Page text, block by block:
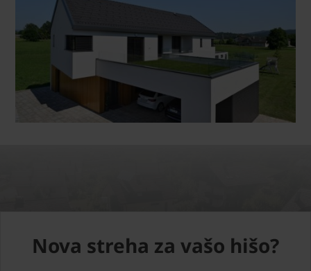
Nova streha za vašo hišo?